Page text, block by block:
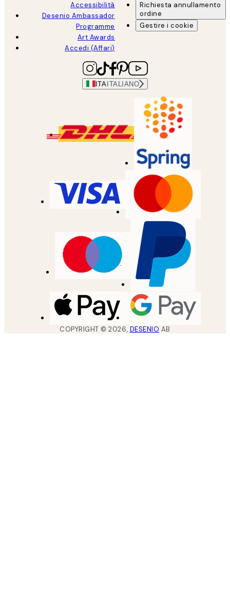
Accessibilità
Desenio Ambassador
Programme
Art Awards
Accedi (Affari)
Richiesta annullamento
ordine
Gestire i cookie
ITAITALIANO
COPYRIGHT ©2026, DESENIO AB